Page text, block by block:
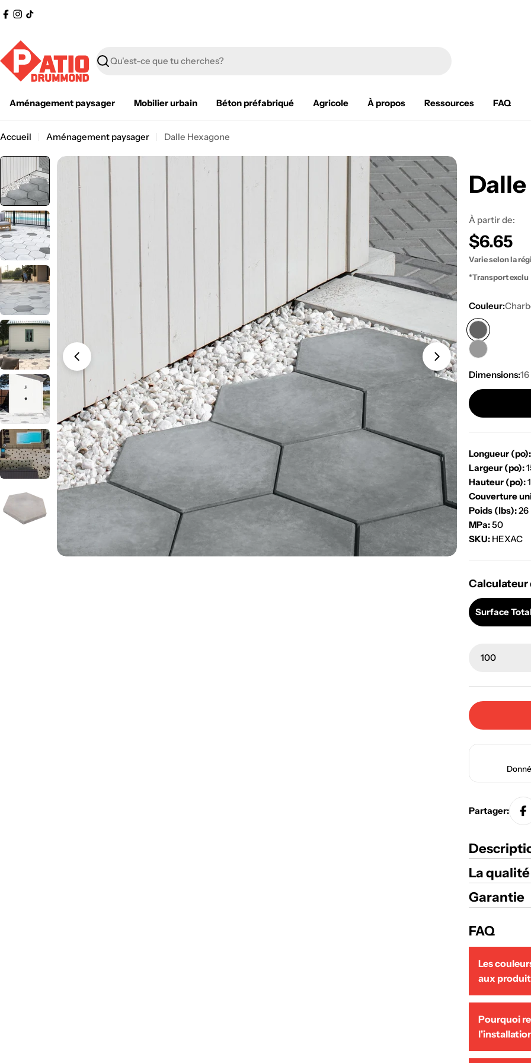
auFacebook
Instagram
Tik
Recherche
Aménagement paysager Mobilier urbain Béton préfabriqué Agricole À propos Ressources FAQ
Accueil Aménagement paysager Dalle Hexagone
Passer
informations
Ouvrir le média 0 en mode modal Ouvrir le média
À partir de:
Prix
​​
régulier
$6.65
Varie selon la
*Transport exclu
Couleur:
Dimensions:
Longueur (po):
Largeur (po):
Hauteur (po):
Couverture
Poids (lbs):26
MPa:50
SKU: HEXAC
Calculateur
Surface
Partager:
La
Garantie
FAQ
Les
aux
Non, et
affichent
paramètres.
Pourquoi